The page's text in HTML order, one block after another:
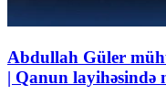
Abdullah Güler
| Qanun layihəsində